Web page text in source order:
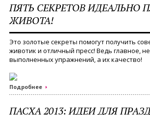
ПЯТЬ СЕКРЕТОВ ИДЕАЛЬНО
ЖИВОТА!
Это золотые секреты помогут получить
животик и отличный пресс! Ведь главное,
выполненных упражнений, а их качество!
Подробнее
ПАСХА 2013: ИДЕИ ДЛЯ